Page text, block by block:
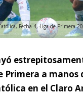
Fecha 4, Liga de Primera
Primera a manos
en el Claro